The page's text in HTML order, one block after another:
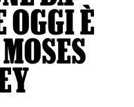
OGGI È